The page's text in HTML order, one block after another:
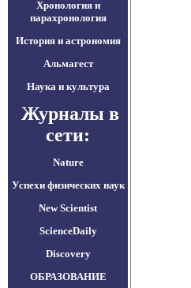
Хронология и
парахронология
История и астрономия
Альмагест
Наука и культура
Журналы в
сети:
Nature
Успехи физических наук
New Scientist
ScienceDaily
Discovery
ОБРАЗОВАНИЕ